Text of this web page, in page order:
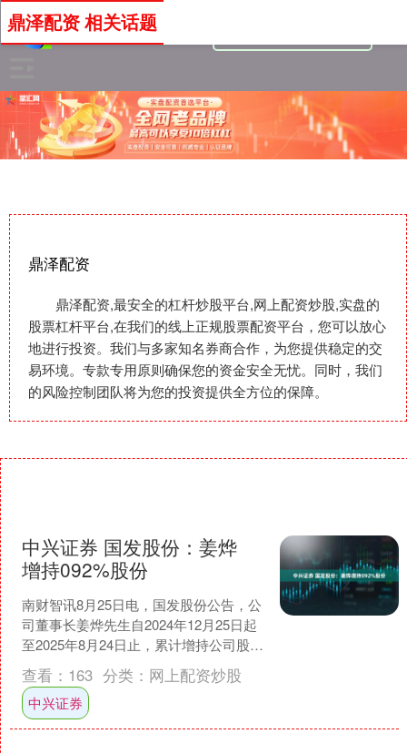
鼎泽配资
鼎泽配资,最安全的杠杆炒股平台,网上配资炒股,实盘的
股票杠杆平台,在我们的线上正规股票配资平台，您可以放心
地进行投资。我们与多家知名券商合作，为您提供稳定的交
易环境。专款专用原则确保您的资金安全无忧。同时，我们
的风险控制团队将为您的投资提供全方位的保障。
鼎泽配资 相关话题
中兴证券 国发股份：姜烨
增持092%股份
南财智讯8月25日电，国发股份公告，公
司董事长姜烨先生自2024年12月25日起
至2025年8月24日止，累计增持公司股份
480.49万股，占公司总股本的0.9....
查看： 163 分类： 网上配资炒股
中兴证券